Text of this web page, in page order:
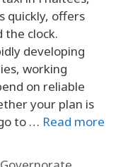
quickly, offers
clock.
developing
working
on reliable
your plan is
to … Read more